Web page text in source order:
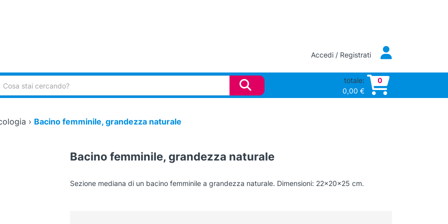
Accedi / Registrati
totale:
0,00 €
0
› Bacino femminile, grandezza naturale
Bacino femminile, grandezza naturale
Sezione mediana di un bacino femminile a grandezza naturale. Dimensioni: 22x20x25 cm.